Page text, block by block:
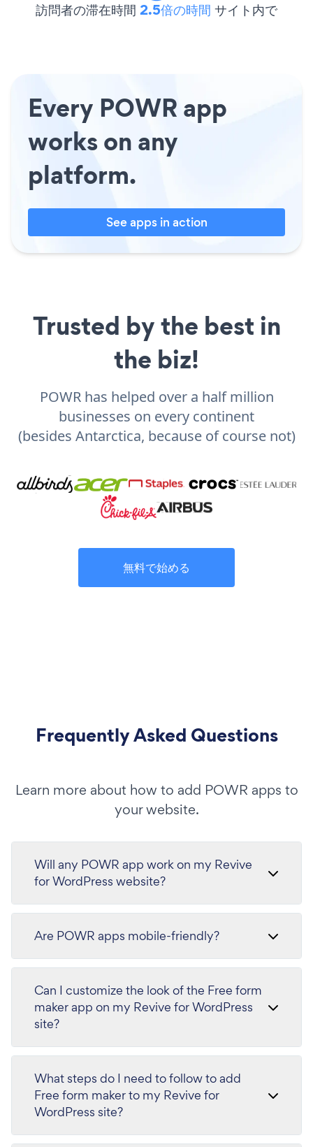
訪問者の滞在時間 2.5倍の時間 サイト内で
Every POWR app
works on any
platform.
See apps in action
Trusted by the best in
the biz!
POWR has helped over a half million
businesses on every continent
(besides Antarctica, because of course not)
無料で始める
Frequently Asked Questions
Learn more about how to add POWR apps to
your website.
Will any POWR app work on my Revive
for WordPress website?
Are POWR apps mobile-friendly?
Can I customize the look of the Free form
maker app on my Revive for WordPress
site?
What steps do I need to follow to add
Free form maker to my Revive for
WordPress site?